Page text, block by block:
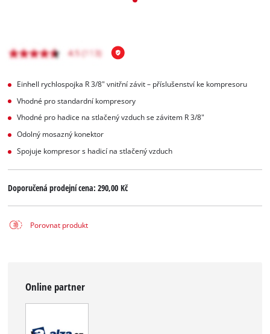
Einhell rychlospojka R 3/8" vnitřní závit – příslušenství ke kompresoru
Vhodné pro standardní kompresory
Vhodné pro hadice na stlačený vzduch se závitem R 3/8"
Odolný mosazný konektor
Spojuje kompresor s hadicí na stlačený vzduch
Doporučená prodejní cena:290,00 Kč
Porovnat produkt
Online partner